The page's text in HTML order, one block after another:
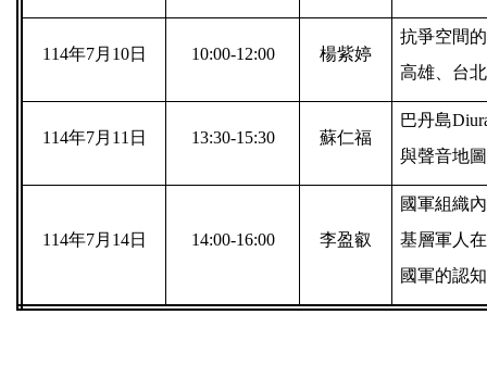
114年7月10日 10:00-12:00 楊紫婷
抗爭空間
高雄、台
114年7月11日 13:30-15:30 蘇仁福
巴丹島
與聲音地
114年7月14日 14:00-16:00 李盈叡
國軍組織
基層軍人
國軍的認